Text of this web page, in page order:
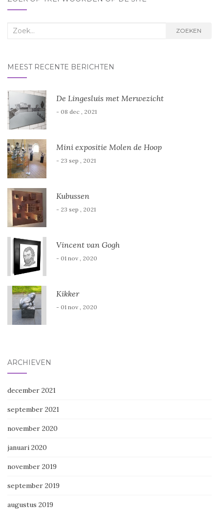
Zoek
ZOEKEN
MEEST RECENTE BERICHTEN
De Lingesluis met Merwezicht
- 08 dec , 2021
Mini expositie Molen de Hoop
- 23 sep , 2021
Kubussen
- 23 sep , 2021
Vincent van Gogh
- 01 nov , 2020
Kikker
- 01 nov , 2020
ARCHIEVEN
december 2021
september 2021
november 2020
januari 2020
november 2019
september 2019
augustus 2019